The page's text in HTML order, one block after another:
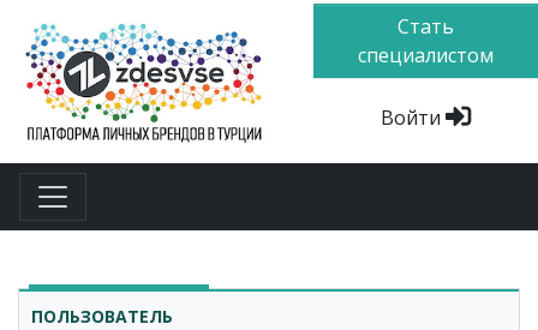
Стать
специалистом
Войти
ПОЛЬЗОВАТЕЛЬ